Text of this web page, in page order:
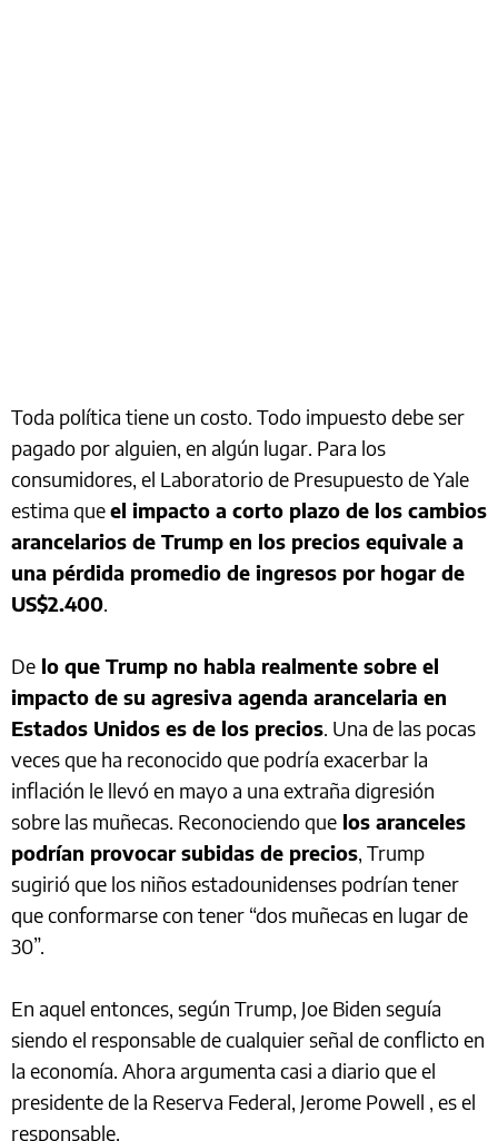
Toda política tiene un costo. Todo impuesto debe ser
pagado por alguien, en algún lugar. Para los
consumidores, el Laboratorio de Presupuesto de Yale
estima queel impacto a corto plazo de los cambios
arancelarios de Trump en los precios equivale a
una pérdida promedio de ingresos por hogar de
US$2.400.
De lo que Trump no habla realmente sobre el
impacto de su agresiva agenda arancelaria en
Estados Unidos es de los precios. Una de las pocas
veces que ha reconocido que podría exacerbar la
inflación le llevó en mayo a una extraña digresión
sobre las muñecas. Reconociendo que los aranceles
podrían provocar subidas de precios, Trump
sugirió que los niños estadounidenses podrían tener
que conformarse con tener “dos muñecas en lugar de
30”.
En aquel entonces, según Trump, Joe Biden seguía
siendo el responsable de cualquier señal de conflicto en
la economía. Ahora argumenta casi a diario que el
presidente de la Reserva Federal, Jerome Powell , es el
responsable.